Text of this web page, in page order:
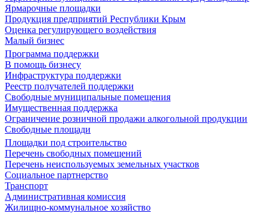
Ярмарочные площадки
Продукция предприятий Республики Крым
Оценка регулирующего воздействия
Малый бизнес
Программа поддержки
В помощь бизнесу
Инфраструктура поддержки
Реестр получателей поддержки
Свободные муниципальные помещения
Имущественная поддержка
Ограничение розничной продажи алкогольной продукции
Свободные площади
Площадки под строительство
Перечень свободных помещений
Перечень неиспользуемых земельных участков
Социальное партнерство
Транспорт
Административная комиссия
Жилищно-коммунальное хозяйство